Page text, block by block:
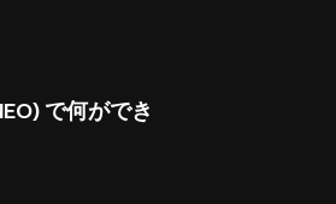
で何ができ